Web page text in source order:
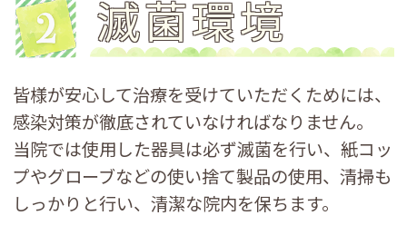
滅菌環境
皆様が安心して治療を受けていただくためには、
感染対策が徹底されていなければなりません。
当院では使用した器具は必ず滅菌を行い、紙コッ
プやグローブなどの使い捨て製品の使用、清掃も
しっかりと行い、清潔な院内を保ちます。